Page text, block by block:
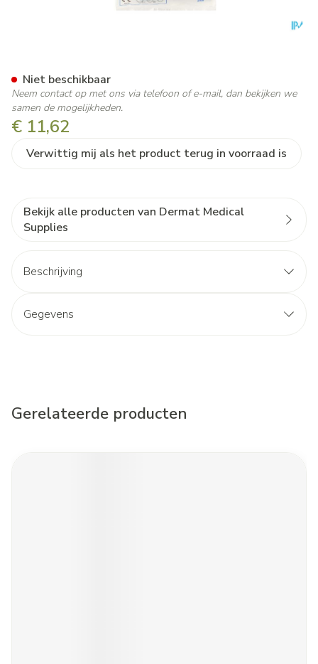
€ 11,62
Verwittig mij als het product terug in voorraad is
Niet beschikbaar
Neem contact op met ons via telefoon of e-mail, dan bekijken we
samen de mogelijkheden.
Bekijk alle producten van Dermat Medical
Supplies
Beschrijving
Gegevens
Gerelateerde producten